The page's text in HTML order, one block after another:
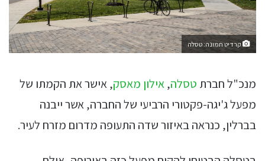
קרדיט תמונה: טסלה
מנכ"ל חברת טסלה,אילון מאסק, אישר את הקמתו של
מפעל ג'יגה-פקטורי הרביעי של החברה, אשר ייבנה
בברלין, כנראה באיזור שדה התעופה מדרום מזרח לעיר.